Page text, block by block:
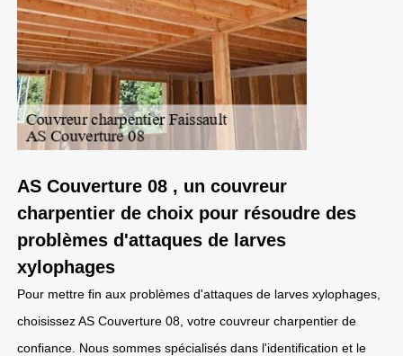
AS Couverture 08 , un couvreur
charpentier de choix pour résoudre des
problèmes d'attaques de larves
xylophages
Pour mettre fin aux problèmes d'attaques de larves xylophages,
choisissez AS Couverture 08, votre couvreur charpentier de
confiance. Nous sommes spécialisés dans l'identification et le